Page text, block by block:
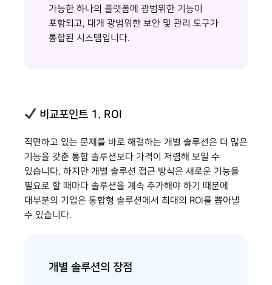
가능한 하나의 플랫폼에 광범위한 기능이
포함되고, 대개 광범위한 보안 및 관리 도구가
통합된 시스템입니다.
비교포인트 1. ROI
직면하고 있는 문제를 바로 해결하는 개별 솔루션은 더 많은
기능을 갖춘 통합 솔루션보다 가격이 저렴해 보일 수
있습니다. 하지만 개별 솔루션 접근 방식은 새로운 기능을
필요로 할 때마다 솔루션을 계속 추가해야 하기 때문에
대부분의 기업은 통합형 솔루션에서 최대의 ROI를 뽑아낼
수 있습니다.
개별 솔루션의 장점